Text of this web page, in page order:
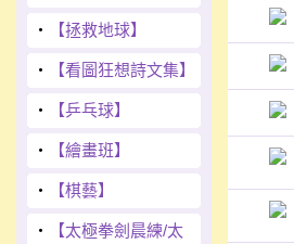
‧ 【拯救地球】
‧ 【看圖狂想詩文集】
‧ 【乒乓球】
‧ 【繪畫班】
‧ 【棋藝】
‧
【太極拳劍晨練/太